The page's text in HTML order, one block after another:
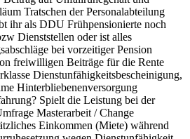
Tratschen der Personalabteilung
ihr als DDU Frühpensionierte noch
Dienststellen oder ist alles
bei vorzeitiger Pension
freiwilligen Beiträge für die Rente
Dienstunfähigkeitsbescheinigung,
Hinterbliebenenversorgung
Spielt die Leistung bei der
Masterarbeit / Change
Einkommen (Miete) während